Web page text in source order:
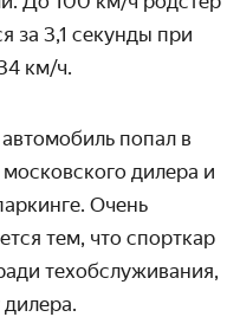
за 3,1 секунды при
км/ч.
попал в
дилера и
Очень
тем, что спорткар
техобслуживания,